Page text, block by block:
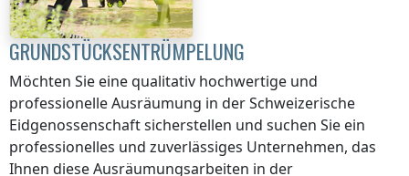
GRUNDSTÜCKSENTRÜMPELUNG
Möchten Sie eine qualitativ hochwertige und
professionelle Ausräumung in der Schweizerische
Eidgenossenschaftsicherstellen und suchen Sie ein
professionelles und zuverlässiges Unternehmen, das
Ihnen diese Ausräumungsarbeiten in der